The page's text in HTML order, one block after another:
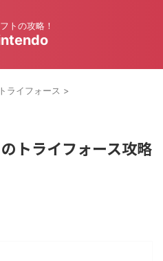
トの攻略！
ライフォース >
トライフォース攻略